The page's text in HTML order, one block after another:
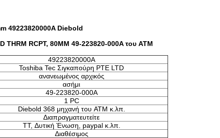
49223820000A Diebold
RCPT, 80MM 49-223820-000A του ATM
49223820000A
Toshiba Tec Σιγκαπούρη PTE LTD
ανανεωμένος αρχικός
ασήμι
49-223820-000A
1 PC
Diebold 368 μηχανή του ATM κ.λπ.
Διαπραγματευτείτε
TT, Δυτική Ένωση, paypal κ.λπ.
Διαθέσιμος